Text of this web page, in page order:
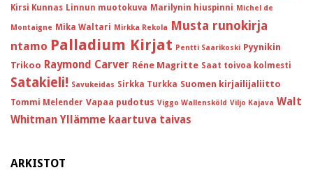
Kirsi Kunnas Linnun muotokuva Marilynin hiuspinni Michel de
Montaigne Mika Waltari Mirkka Rekola Musta runokirja
ntamo Palladium Kirjat Pentti Saarikoski Pyynikin
Trikoo Raymond Carver Réne Magritte Saat toivoa kolmesti
Satakieli! Savukeidas Sirkka Turkka Suomen kirjailijaliitto
Tommi Melender Vapaa pudotus Viggo Wallensköld Viljo Kajava Walt
Whitman Yllämme kaartuva taivas
ARKISTOT